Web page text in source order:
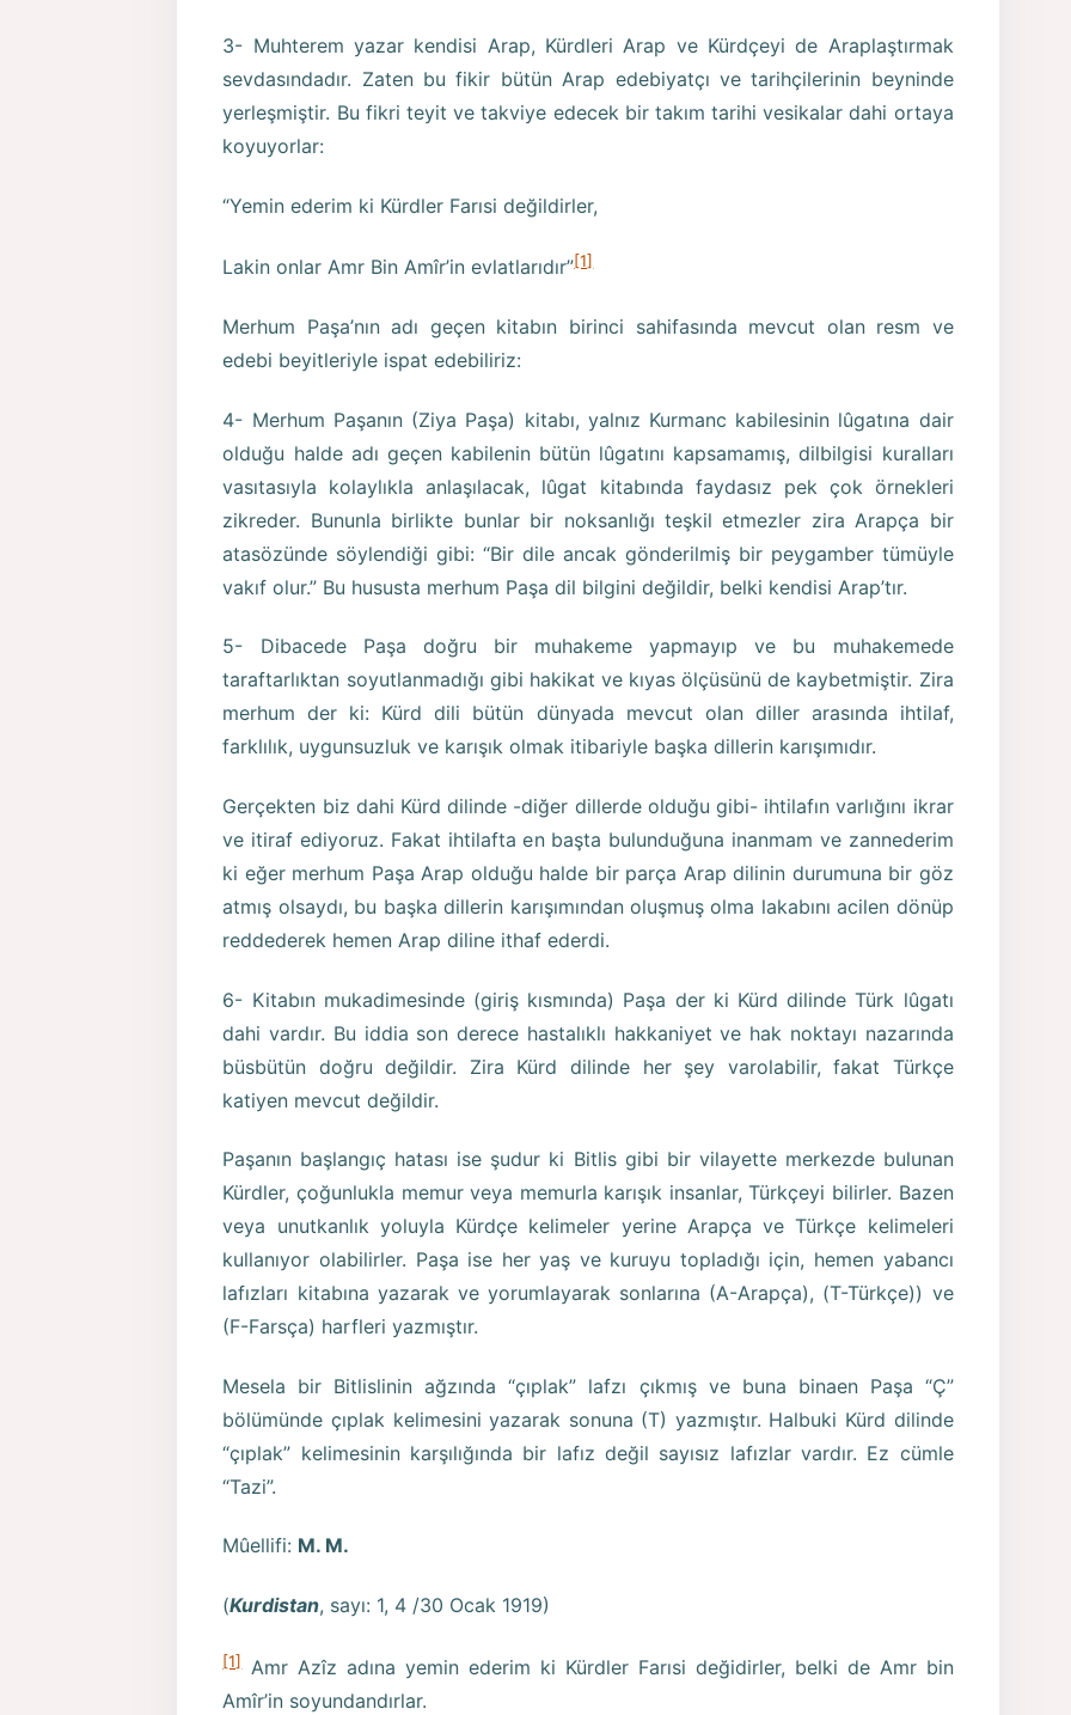
3- Muhterem yazar kendisi Arap, Kürdleri Arap ve Kürdçeyi de Araplaştırmak
sevdasındadır. Zaten bu fikir bütün Arap edebiyatçı ve tarihçilerinin beyninde
yerleşmiştir. Bu fikri teyit ve takviye edecek bir takım tarihi vesikalar dahi ortaya
koyuyorlar:
“Yemin ederim ki Kürdler Farısi değildirler,
Lakin onlar Amr Bin Amîr’in evlatlarıdır”[1]
Merhum Paşa’nın adı geçen kitabın birinci sahifasında mevcut olan resm ve
edebi beyitleriyle ispat edebiliriz:
4- Merhum Paşanın (Ziya Paşa) kitabı, yalnız Kurmanc kabilesinin lûgatına dair
olduğu halde adı geçen kabilenin bütün lûgatını kapsamamış, dilbilgisi kuralları
vasıtasıyla kolaylıkla anlaşılacak, lûgat kitabında faydasız pek çok örnekleri
zikreder. Bununla birlikte bunlar bir noksanlığı teşkil etmezler zira Arapça bir
atasözünde söylendiği gibi: “Bir dile ancak gönderilmiş bir peygamber tümüyle
vakıf olur.” Bu hususta merhum Paşa dil bilgini değildir, belki kendisi Arap’tır.
5- Dibacede Paşa doğru bir muhakeme yapmayıp ve bu muhakemede
taraftarlıktan soyutlanmadığı gibi hakikat ve kıyas ölçüsünü de kaybetmiştir. Zira
merhum der ki: Kürd dili bütün dünyada mevcut olan diller arasında ihtilaf,
farklılık, uygunsuzluk ve karışık olmak itibariyle başka dillerin karışımıdır.
Gerçekten biz dahi Kürd dilinde -diğer dillerde olduğu gibi- ihtilafın varlığını ikrar
ve itiraf ediyoruz. Fakat ihtilafta en başta bulunduğuna inanmam ve zannederim
ki eğer merhum Paşa Arap olduğu halde bir parça Arap dilinin durumuna bir göz
atmış olsaydı, bu başka dillerin karışımından oluşmuş olma lakabını acilen dönüp
reddederek hemen Arap diline ithaf ederdi.
6- Kitabın mukadimesinde (giriş kısmında) Paşa der ki Kürd dilinde Türk lûgatı
dahi vardır. Bu iddia son derece hastalıklı hakkaniyet ve hak noktayı nazarında
büsbütün doğru değildir. Zira Kürd dilinde her şey varolabilir, fakat Türkçe
katiyen mevcut değildir.
Paşanın başlangıç hatası ise şudur ki Bitlis gibi bir vilayette merkezde bulunan
Kürdler, çoğunlukla memur veya memurla karışık insanlar, Türkçeyi bilirler. Bazen
veya unutkanlık yoluyla Kürdçe kelimeler yerine Arapça ve Türkçe kelimeleri
kullanıyor olabilirler. Paşa ise her yaş ve kuruyu topladığı için, hemen yabancı
lafızları kitabına yazarak ve yorumlayarak sonlarına (A-Arapça), (T-Türkçe)) ve
(F-Farsça) harfleri yazmıştır.
Mesela bir Bitlislinin ağzında “çıplak” lafzı çıkmış ve buna binaen Paşa “Ç”
bölümünde çıplak kelimesini yazarak sonuna (T) yazmıştır. Halbuki Kürd dilinde
“çıplak” kelimesinin karşılığında bir lafız değil sayısız lafızlar vardır. Ez cümle
“Tazi”.
Mûellifi: M. M.
(Kurdistan, sayı: 1, 4 /30 Ocak 1919)
[1] Amr Azîz adına yemin ederim ki Kürdler Farısi değidirler, belki de Amr bin
Amîr’in soyundandırlar.